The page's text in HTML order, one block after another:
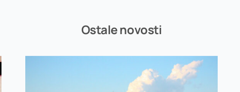
Ostale novosti